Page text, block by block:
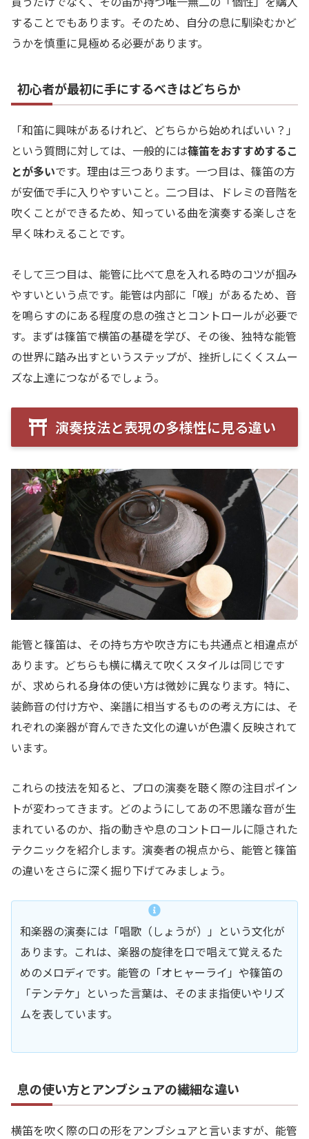
することでもあります。そのため、自分の息に馴染むかど
うかを慎重に見極める必要があります。
初心者が最初に手にするべきはどちらか
「和笛に興味があるけれど、どちらから始めればいい？」
という質問に対しては、一般的には篠笛をおすすめするこ
とが多いです。理由は三つあります。一つ目は、篠笛の方
が安価で手に入りやすいこと。二つ目は、ドレミの音階を
吹くことができるため、知っている曲を演奏する楽しさを
早く味わえることです。
そして三つ目は、能管に比べて息を入れる時のコツが掴み
やすいという点です。能管は内部に「喉」があるため、音
を鳴らすのにある程度の息の強さとコントロールが必要で
す。まずは篠笛で横笛の基礎を学び、その後、独特な能管
の世界に踏み出すというステップが、挫折しにくくスムー
ズな上達につながるでしょう。
演奏技法と表現の多様性に見る違い
能管と篠笛は、その持ち方や吹き方にも共通点と相違点が
あります。どちらも横に構えて吹くスタイルは同じです
が、求められる身体の使い方は微妙に異なります。特に、
装飾音の付け方や、楽譜に相当するものの考え方には、そ
れぞれの楽器が育んできた文化の違いが色濃く反映されて
います。
これらの技法を知ると、プロの演奏を聴く際の注目ポイン
トが変わってきます。どのようにしてあの不思議な音が生
まれているのか、指の動きや息のコントロールに隠された
テクニックを紹介します。演奏者の視点から、能管と篠笛
の違いをさらに深く掘り下げてみましょう。
和楽器の演奏には「唱歌（しょうが）」という文化が
あります。これは、楽器の旋律を口で唱えて覚えるた
めのメロディです。能管の「オヒャーライ」や篠笛の
「テンテケ」といった言葉は、そのまま指使いやリズ
ムを表しています。
息の使い方とアンブシュアの繊細な違い
横笛を吹く際の口の形をアンブシュアと言いますが、能管